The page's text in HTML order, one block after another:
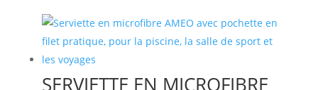
SERVIETTE EN MICROFIBRE